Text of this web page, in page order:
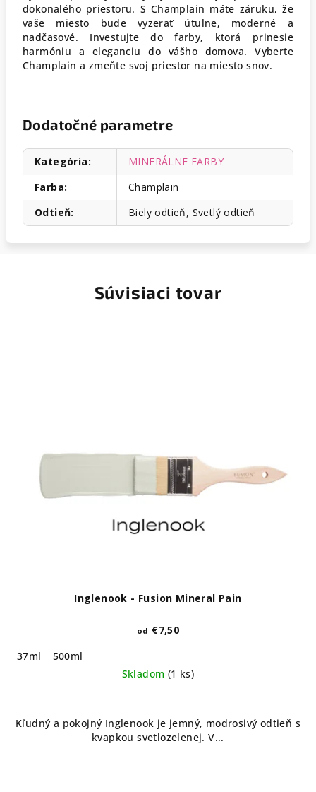
dokonalého priestoru. S Champlain máte záruku, že
vaše miesto bude vyzerať útulne, moderné a
nadčasové. Investujte do farby, ktorá prinesie
harmóniu a eleganciu do vášho domova. Vyberte
Champlain a zmeňte svoj priestor na miesto snov.
Dodatočné parametre
Kategória:
MINERÁLNE FARBY
Farba:
Champlain
Odtieň: Biely odtieň, Svetlý odtieň
Súvisiaci tovar
Inglenook - Fusion Mineral Pain
od €7,50
37ml
500ml
Skladom (1 ks)
Kľudný a pokojný Inglenook je jemný, modrosivý odtieň s
kvapkou svetlozelenej. V...